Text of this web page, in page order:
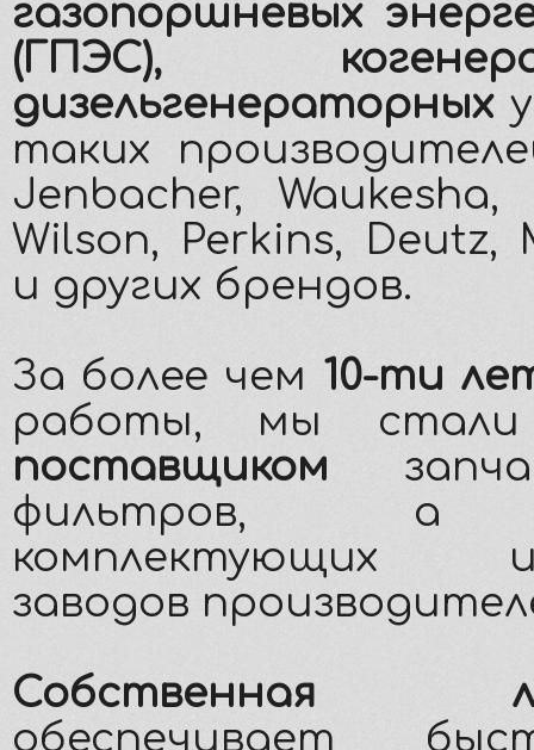
газопоршневых
(ГПЭС),
дизельгенераторных
таких
Jenbacher, Waukesha,
Wilson, Perkins, Deutz,
и других брендов.
За более чем 10-ти
работы, мы
поставщиком
фильтров, а
комплектующих
заводов
Собственная
обеспечивает